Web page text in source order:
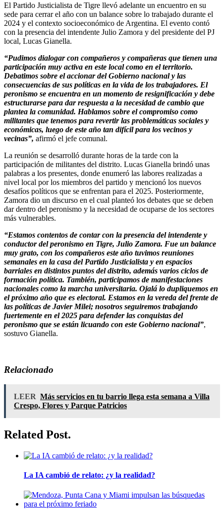
El Partido Justicialista de Tigre llevó adelante un encuentro en su
sede para cerrar el año con un balance sobre lo trabajado durante el
2024 y el contexto socioeconómico de Argentina. El evento contó
con la presencia del intendente Julio Zamora y del presidente del PJ
local, Lucas Gianella.
“Pudimos dialogar con compañeros y compañeras que tienen una
participación muy activa en este local como en el territorio.
Debatimos sobre el accionar del Gobierno nacional y las
consecuencias de sus políticas en la vida de los trabajadores. El
peronismo se encuentra en un momento de resignificación y debe
estructurarse para dar respuesta a la necesidad de cambio que
plantea la comunidad. Hablamos sobre el compromiso como
militantes que tenemos para revertir las problemáticas sociales y
económicas, luego de este año tan difícil para los vecinos y
vecinas”, afirmó el jefe comunal.
La reunión se desarrolló durante horas de la tarde con la
participación de militantes del distrito. Lucas Gianella brindó unas
palabras a los presentes, donde enumeró las labores realizadas a
nivel local por los miembros del partido y mencionó los nuevos
desafíos políticos que se enfrentan para el 2025. Posteriormente,
Zamora dio un discurso en el cual planteó los debates que se deben
dar dentro del peronismo y la necesidad de ocuparse de los sectores
más vulnerables.
“Estamos contentos de contar con la presencia del intendente y
conductor del peronismo en Tigre, Julio Zamora. Fue un balance
muy grato, con los compañeros este año tuvimos reuniones
semanales en la casa del Partido Justicialista y en espacios
barriales en distintos puntos del distrito, además varios ciclos de
formación política. También, participamos de manifestaciones
nacionales como la marcha universitaria. Ojalá lo dupliquemos en
el próximo año que es electoral. Estamos en la vereda del frente de
las políticas de Javier Milei; nosotros seguiremos trabajando
fuertemente en el 2025 para defender las conquistas del
peronismo que se están licuando con este Gobierno nacional”,
sostuvo Gianella.
Relacionado
LEER Más servicios en tu barrio llega esta semana a Villa
Crespo, Flores y Parque Patricios
Related Post.
La IA cambió de relato: ¿y la realidad?